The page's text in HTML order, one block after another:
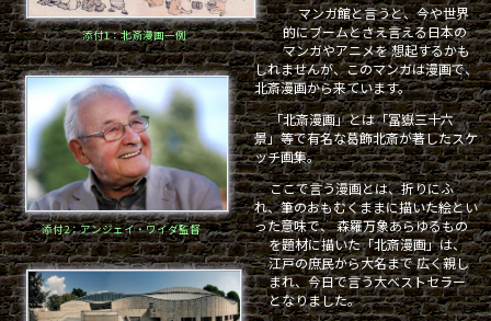
添付1：北斎漫画一例
添付2：アンジェイ・ワイダ監督
マンガ館と言うと、今や世界
的にブームとさえ言える日本の
マンガやアニメを 想起するかも
しれませんが、このマンガは漫画で、
北斎漫画から来ています。
「北斎漫画」とは「冨嶽三十六
景」等で有名な葛飾北斎が著したスケ
ッチ画集。
ここで言う漫画とは、折りにふ
れ、筆のおもむくままに描いた絵とい
った意味で、 森羅万象あらゆるもの
を題材に描いた「北斎漫画」は、
江戸の庶民から大名まで 広く親し
まれ、今日で言う大ベストセラー
となりました。